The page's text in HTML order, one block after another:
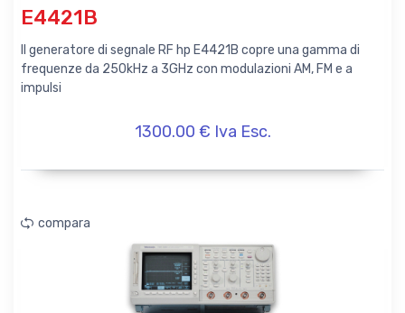
E4421B
Il generatore di segnale RF hp E4421B copre una gamma di
frequenze da 250kHz a 3GHz con modulazioni AM, FM e a
impulsi
1300.00 € Iva Esc.
compara